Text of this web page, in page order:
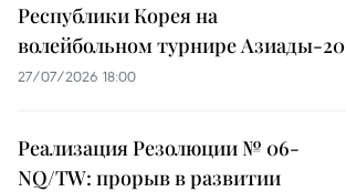
Республики Корея на
волейбольном турнире Азиады-20
27/07/2026 18:00
Реализация Резолюции № 06-
NQ/TW: прорыв в развитии